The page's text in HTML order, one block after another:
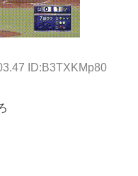
ID:B3TXKMp80